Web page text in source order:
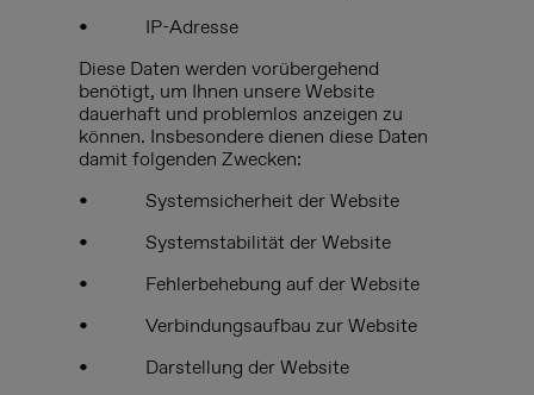
•
IP-Adresse
Diese Daten werden vorübergehend
benötigt, um Ihnen unsere Website
dauerhaft und problemlos anzeigen zu
können. Insbesondere dienen diese Daten
damit folgenden Zwecken:
•
Systemsicherheit der Website
•
Systemstabilität der Website
•
Fehlerbehebung auf der Website
•
Verbindungsaufbau zur Website
•
Darstellung der Website